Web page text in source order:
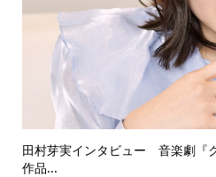
田村芽実インタビュー 音楽劇『
作品...